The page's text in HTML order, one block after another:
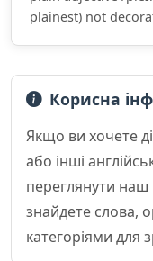
plainest) not
Корисна
Якщо ви хочете
або інші
переглянути наш
знайдете слова,
категоріями для